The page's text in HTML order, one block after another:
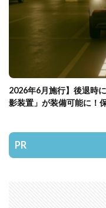
2026年6月施行】後退時
影装置」が装備可能に！
PR